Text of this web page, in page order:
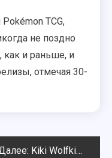
TCG,
не поздно
как и раньше, и
отмечая 30-
Австралии требует
Kiki Wolfkill из Halo раскрыла, что покинула Microsoft после 28 лет